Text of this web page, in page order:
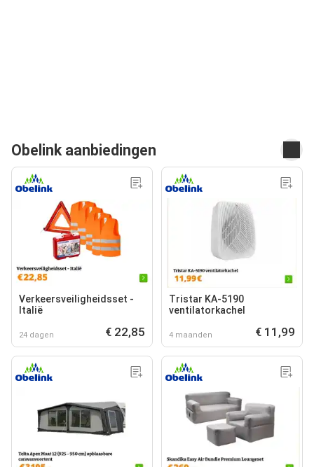
Obelink aanbiedingen
Verkeersveiligheidsset -
Italië
24 dagen € 22,85
Tristar KA-5190
ventilatorkachel
4 maanden € 11,99